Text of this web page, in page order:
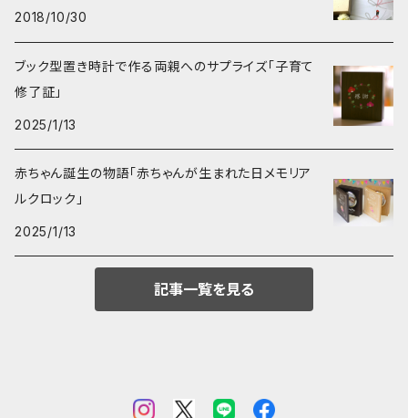
2018/10/30
ブック型置き時計で作る両親へのサプライズ「子育て
修了証」
2025/1/13
赤ちゃん誕生の物語「赤ちゃんが生まれた日メモリア
ルクロック」
2025/1/13
記事一覧を見る